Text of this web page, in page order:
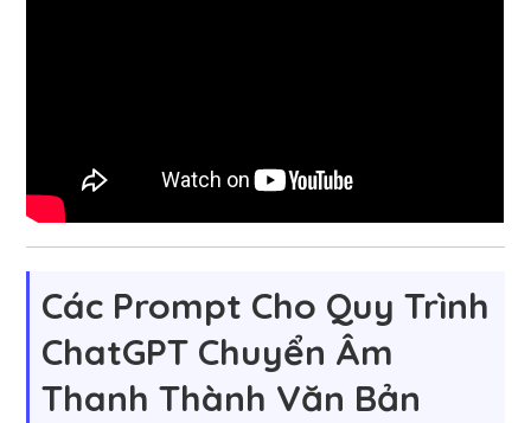
Các Prompt Cho Quy Trình
ChatGPT Chuyển Âm
Thanh Thành Văn Bản